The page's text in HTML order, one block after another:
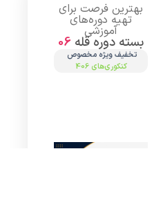
بهترین فرصت برای
تهیه دوره‌های
آموزشی
بسته دوره قله 06
تخفیف ویژه مخصوص
کنکوری‌های 406